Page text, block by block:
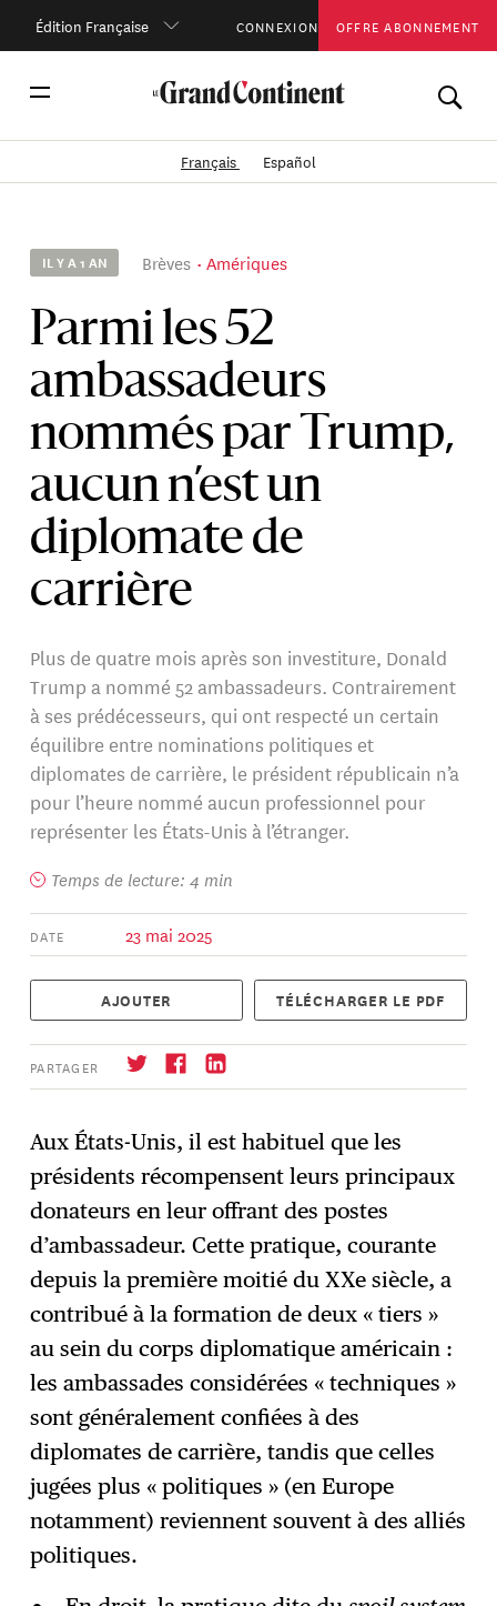
Édition Française CONNEXION OFFRE ABONNEMENT
Français Español
IL Y A 1 AN Brèves Amériques
Parmi les 52
ambassadeurs
nommés par Trump,
aucun n’est un
diplomate de
carrière
Plus de quatre mois après son investiture, Donald
Trump a nommé 52 ambassadeurs. Contrairement
à ses prédécesseurs, qui ont respecté un certain
équilibre entre nominations politiques et
diplomates de carrière, le président républicain n’a
pour l’heure nommé aucun professionnel pour
représenter les États-Unis à l’étranger.
Temps de lecture: 4 min
DATE 23 mai 2025
AJOUTER TÉLÉCHARGER LE PDF
PARTAGER
→ S'abonner
Aux États-Unis, il est habituel que les
présidents récompensent leurs principaux
donateurs en leur offrant des postes
d’ambassadeur. Cette pratique, courante
depuis la première moitié du XXe siècle, a
contribué à la formation de deux « tiers »
au sein du corps diplomatique américain :
les ambassades considérées « techniques »
sont généralement confiées à des
diplomates de carrière, tandis que celles
jugées plus « politiques » (en Europe
notamment) reviennent souvent à des alliés
politiques.